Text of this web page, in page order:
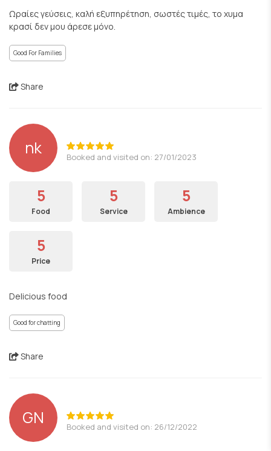
Ωραίες γεύσεις, καλή εξυπηρέτηση, σωστές τιμές, το χυμα
κρασί δεν μου άρεσε μόνο.
Good For Families
Share
nk Booked and visited on: 27/01/2023
5
Food
5
Service
5
Ambience
5
Price
Delicious food
Good for chatting
Share
GN Booked and visited on: 26/12/2022